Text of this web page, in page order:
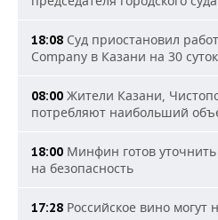
18:08 Суд приостановил
Company в Казани на 30 суток
08:00 Жители Казани,
потребляют наибольший
18:00 Минфин готов
на безопасность
17:28 Российское вино могут